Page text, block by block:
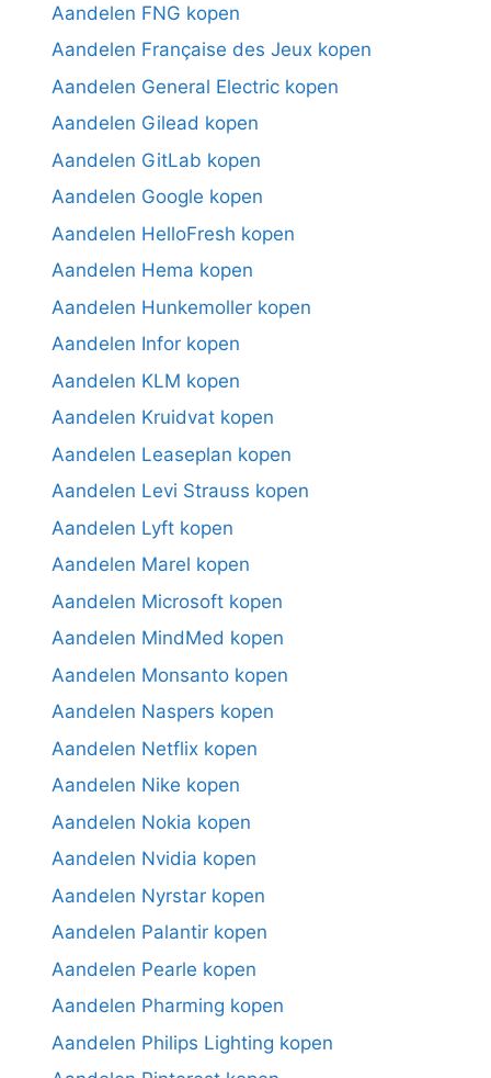
Aandelen FNG kopen
Aandelen Française des Jeux kopen
Aandelen General Electric kopen
Aandelen Gilead kopen
Aandelen GitLab kopen
Aandelen Google kopen
Aandelen HelloFresh kopen
Aandelen Hema kopen
Aandelen Hunkemoller kopen
Aandelen Infor kopen
Aandelen KLM kopen
Aandelen Kruidvat kopen
Aandelen Leaseplan kopen
Aandelen Levi Strauss kopen
Aandelen Lyft kopen
Aandelen Marel kopen
Aandelen Microsoft kopen
Aandelen MindMed kopen
Aandelen Monsanto kopen
Aandelen Naspers kopen
Aandelen Netflix kopen
Aandelen Nike kopen
Aandelen Nokia kopen
Aandelen Nvidia kopen
Aandelen Nyrstar kopen
Aandelen Palantir kopen
Aandelen Pearle kopen
Aandelen Pharming kopen
Aandelen Philips Lighting kopen